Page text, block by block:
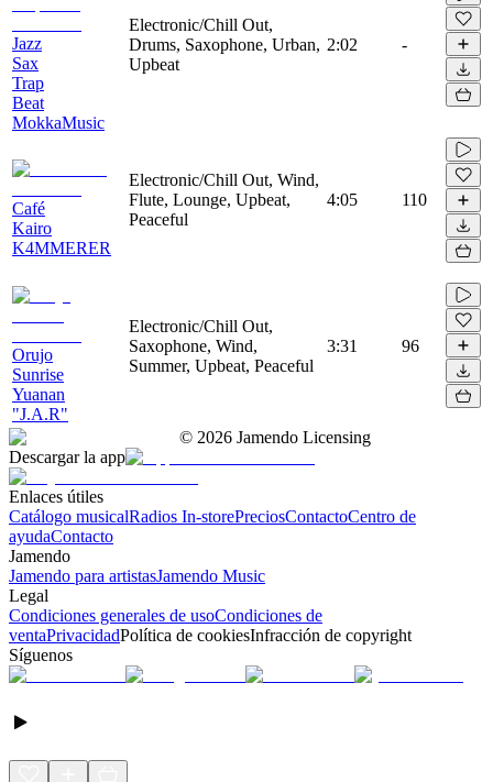
Jazz
Sax
Trap
Beat
MokkaMusic
Electronic/Chill Out,
Drums, Saxophone, Urban,
Upbeat
2:02 -
Café
Kairo
K4MMERER
Electronic/Chill Out, Wind,
Flute, Lounge, Upbeat,
Peaceful
4:05 110
Orujo
Sunrise
Yuanan
"J.A.R"
Electronic/Chill Out,
Saxophone, Wind,
Summer, Upbeat, Peaceful
3:31 96
© 2026 Jamendo Licensing
Descargar la app
Enlaces útiles
Catálogo musicalRadios In-storePreciosContactoCentro de
ayudaContacto
Jamendo
Jamendo para artistasJamendo Music
Legal
Condiciones generales de usoCondiciones de
ventaPrivacidadPolítica de cookiesInfracción de copyright
Síguenos